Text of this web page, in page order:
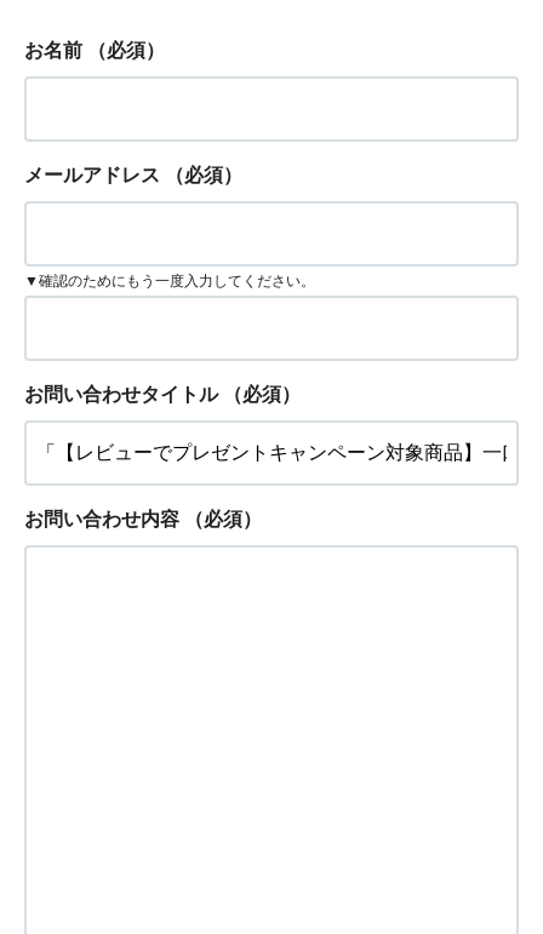
お名前 （必須）
メールアドレス （必須）
▼確認のためにもう一度入力してください。
お問い合わせタイトル （必須）
お問い合わせ内容 （必須）